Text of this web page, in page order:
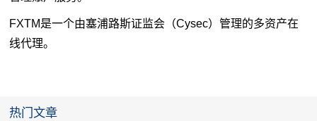
FXTM是一个由塞浦路斯证监会（Cysec）管理的多资产在
线代理。
热门文章